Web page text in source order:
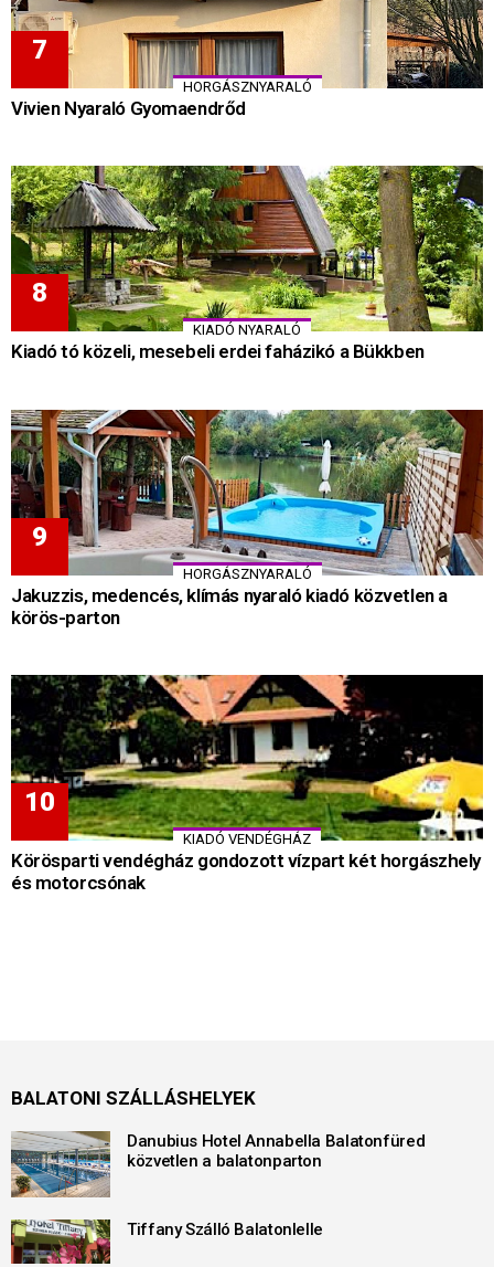
HORGÁSZNYARALÓ
Vivien Nyaraló Gyomaendrőd
KIADÓ NYARALÓ
Kiadó tó közeli, mesebeli erdei faházikó a Bükkben
HORGÁSZNYARALÓ
Jakuzzis, medencés, klímás nyaraló kiadó közvetlen a
körös-parton
KIADÓ VENDÉGHÁZ
Körösparti vendégház gondozott vízpart két horgászhely
és motorcsónak
BALATONI SZÁLLÁSHELYEK
Danubius Hotel Annabella Balatonfüred
közvetlen a balatonparton
Tiffany Szálló Balatonlelle